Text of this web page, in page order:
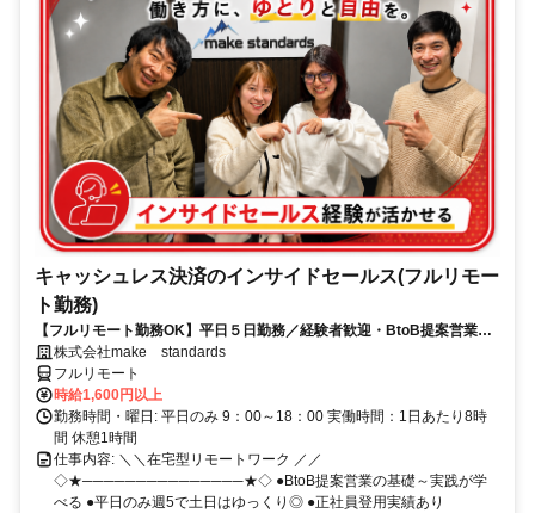
キャッシュレス決済のインサイドセールス(フルリモー
ト勤務)
【フルリモート勤務OK】平日５日勤務／経験者歓迎・BtoB提案営業で
スキルアップ
株式会社make standards
フルリモート
時給1,600円以上
勤務時間・曜日: 平日のみ 9：00～18：00 実働時間：1日あたり8時
間 休憩1時間
仕事内容: ＼＼在宅型リモートワーク ／／
◇★───────────────★◇ ●BtoB提案営業の基礎～実践が学
べる ●平日のみ週5で土日はゆっくり◎ ●正社員登用実績あり